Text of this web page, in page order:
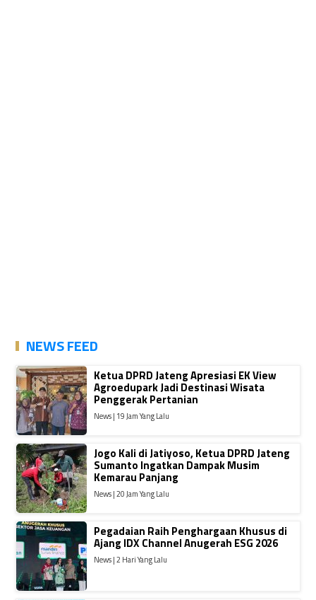
NEWS FEED
Ketua DPRD Jateng Apresiasi EK View
Agroedupark Jadi Destinasi Wisata
Penggerak Pertanian
News | 19 Jam Yang Lalu
Jogo Kali di Jatiyoso, Ketua DPRD Jateng
Sumanto Ingatkan Dampak Musim
Kemarau Panjang
News | 20 Jam Yang Lalu
Pegadaian Raih Penghargaan Khusus di
Ajang IDX Channel Anugerah ESG 2026
News | 2 Hari Yang Lalu